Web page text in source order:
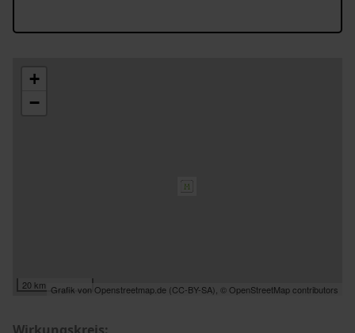
+
−
20 km Grafik von Openstreetmap.de(CC-BY-SA), © OpenStreetMap contributors